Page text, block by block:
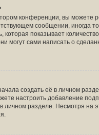
конференции, вы можете
сообщении, иногда
показывает
могут сами написать о
создать её в личном
настроить добавление
личном разделе. Несмотря